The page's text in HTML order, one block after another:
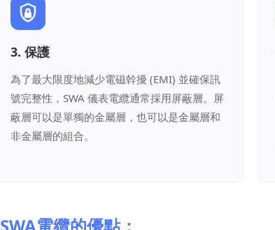
3. 保護
為了最大限度地減少電磁幹擾 (EMI) 並確保訊
號完整性，SWA 儀表電纜通常採用屏蔽層。屏
蔽層可以是單獨的金屬層，也可以是金屬層和
非金屬層的組合。